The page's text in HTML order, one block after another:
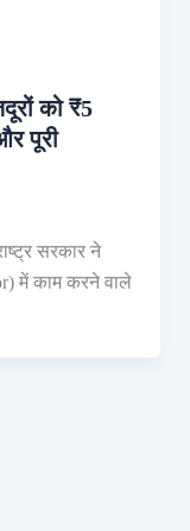
को ₹5
पूरी
सरकार ने
में काम करने वाले